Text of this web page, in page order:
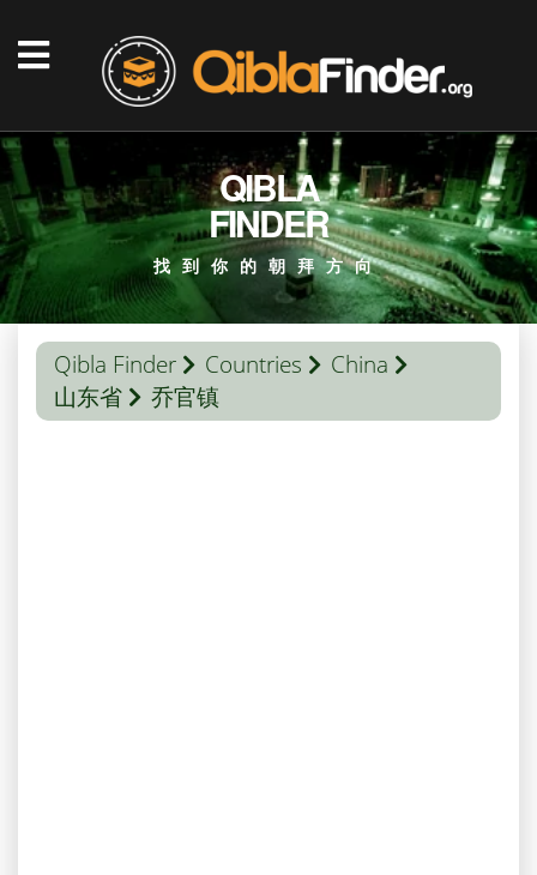
QIBLA
FINDER
找到你的朝拜方向
Qibla Finder Countries
China
山东省
乔官镇